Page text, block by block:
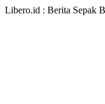
Libero.id : Berita Sepak